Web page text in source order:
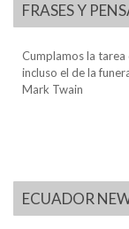
FRASES Y
Cumplamos la
incluso el de la
Mark Twain
ECUADOR